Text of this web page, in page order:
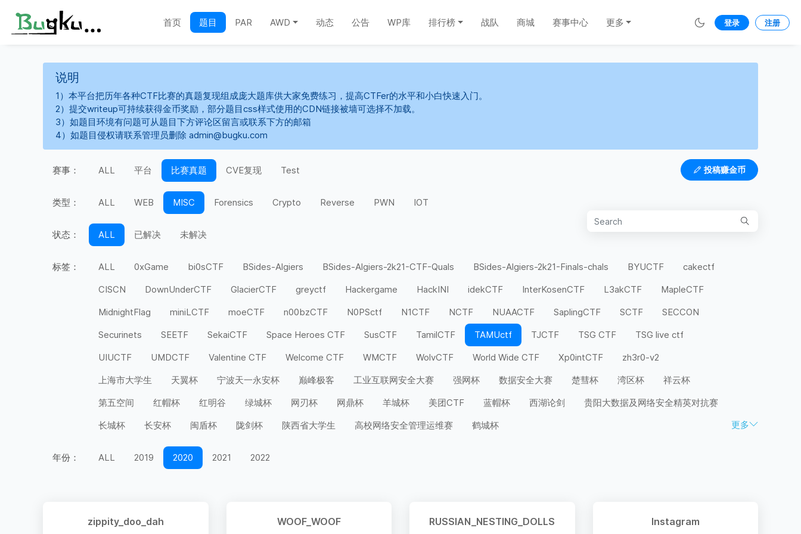
首页 题目 PAR AWD 动态 公告 WP库 排行榜 战队 商城 赛事中心 更多 登录 注册
说明
1）本平台把历年各种CTF比赛的真题复现组成庞大题库供大家免费练习，提高CTFer的水平和小白快速入门。
2）提交writeup可持续获得金币奖励，部分题目css样式使用的CDN链接被墙可选择不加载。
3）如题目环境有问题可从题目下方评论区留言或联系下方的邮箱
4）如题目侵权请联系管理员删除 admin@bugku.com
赛事： ALL 平台 比赛真题 CVE复现 Test
类型： ALL WEB MISC Forensics Crypto Reverse PWN IOT
状态： ALL 已解决 未解决
投稿赚金币
标签： ALL 0xGame bi0sCTF BSides-Algiers BSides-Algiers-2k21-CTF-Quals BSides-Algiers-2k21-Finals-chals BYUCTF
cakectf
CISCN
DownUnderCTF GlacierCTF greyctf Hackergame HackINI idekCTF InterKosenCTF L3akCTF
MapleCTF
MidnightFlag
miniLCTF moeCTF n00bzCTF N0PSctf N1CTF NCTF NUAACTF SaplingCTF SCTF
SECCON
Securinets
SEETF SekaiCTF Space Heroes CTF SusCTF TamilCTF TAMUctf TJCTF TSG CTF
TSG live ctf
UIUCTF
UMDCTF Valentine CTF Welcome CTF WMCTF WolvCTF World Wide CTF Xp0intCTF
zh3r0-v2
上海市大学生
天翼杯 宁波天一永安杯 巅峰极客 工业互联网安全大赛 强网杯 数据安全大赛 楚彗杯 湾区杯
祥云杯
第五空间
红帽杯 红明谷 绿城杯 网刃杯 网鼎杯 羊城杯 美团CTF 蓝帽杯 西湖论剑
贵阳大数据及网络安全精英对抗赛
长城杯
长安杯 闽盾杯 陇剑杯 陕西省大学生 高校网络安全管理运维赛 鹤城杯 更多
年份： ALL 2019 2020 2021 2022
zippity_doo_dah WOOF_WOOF RUSSIAN_NESTING_DOLLS Instagram